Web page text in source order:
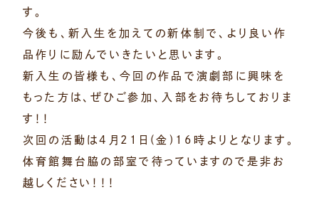
す。
今後も、新入生を加えての新体制で、より良い作
品作りに励んでいきたいと思います。
新入生の皆様も、今回の作品で演劇部に興味を
もった方は、ぜひご参加、入部をお待ちしておりま
す！！
次回の活動は4月21日(金)16時よりとなります。
体育館舞台脇の部室で待っていますので是非お
越しください！！！